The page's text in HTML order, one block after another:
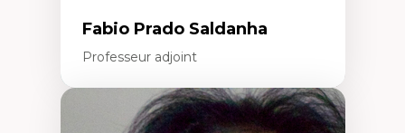
Fabio Prado Saldanha
Professeur adjoint
Expertises